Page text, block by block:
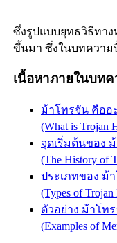
ซึ่งรูปแบบยุทธวิธีทา
ขึ้นมา ซึ่งในบทความ
เนื้อหาภายในบท
ม้าโทรจัน คืออ
(What is Trojan
จุดเริ่มต้นของ
(The History of
ประเภทของ ม้
(Types of Trojan
ตัวอย่าง ม้าโท
(Examples of